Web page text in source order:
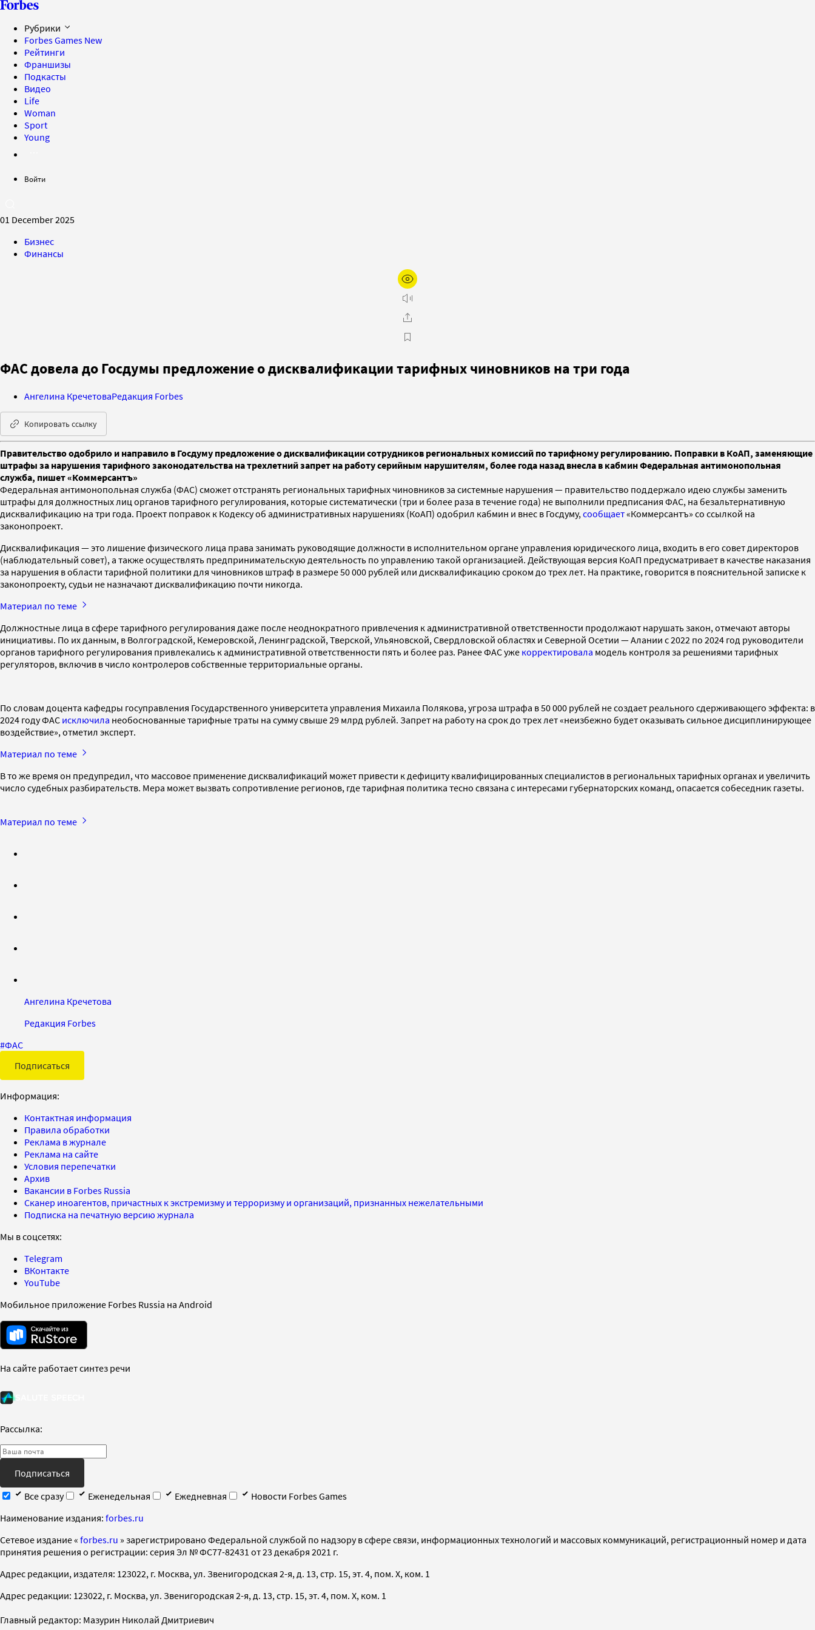
Рубрики
Forbes Games New
Рейтинги
Франшизы
Подкасты
Видео
Life
Woman
Sport
Young
Войти
01 December 2025
Бизнес
Финансы
ФАС довела до Госдумы предложение о дисквалификации тарифных чиновников на три года
Ангелина КречетоваРедакция Forbes
Копировать ссылку
Правительство одобрило и направило в Госдуму предложение о дисквалификации сотрудников региональных комиссий по тарифному регулированию. Поправки в КоАП, заменяющие
штрафы за нарушения тарифного законодательства на трехлетний запрет на работу серийным нарушителям, более года назад внесла в кабмин Федеральная антимонопольная
служба, пишет «Коммерсантъ»
Федеральная антимонопольная служба (ФАС) сможет отстранять региональных тарифных чиновников за системные нарушения — правительство поддержало идею службы заменить
штрафы для должностных лиц органов тарифного регулирования, которые систематически (три и более раза в течение года) не выполнили предписания ФАС, на безальтернативную
дисквалификацию на три года. Проект поправок к Кодексу об административных нарушениях (КоАП) одобрил кабмин и внес в Госдуму, сообщает«Коммерсантъ» со ссылкой на
законопроект.
Дисквалификация — это лишение физического лица права занимать руководящие должности в исполнительном органе управления юридического лица, входить в его совет директоров
(наблюдательный совет), а также осуществлять предпринимательскую деятельность по управлению такой организацией. Действующая версия КоАП предусматривает в качестве наказания
за нарушения в области тарифной политики для чиновников штраф в размере 50 000 рублей или дисквалификацию сроком до трех лет. На практике, говорится в пояснительной записке к
законопроекту, судьи не назначают дисквалификацию почти никогда.
Материал по теме
Должностные лица в сфере тарифного регулирования даже после неоднократного привлечения к административной ответственности продолжают нарушать закон, отмечают авторы
инициативы. По их данным, в Волгоградской, Кемеровской, Ленинградской, Тверской, Ульяновской, Свердловской областях и Северной Осетии — Алании с 2022 по 2024 год руководители
органов тарифного регулирования привлекались к административной ответственности пять и более раз. Ранее ФАС уже корректировала модель контроля за решениями тарифных
регуляторов, включив в число контролеров собственные территориальные органы.
По словам доцента кафедры госуправления Государственного университета управления Михаила Полякова, угроза штрафа в 50 000 рублей не создает реального сдерживающего эффекта: в
2024 году ФАС исключила необоснованные тарифные траты на сумму свыше 29 млрд рублей. Запрет на работу на срок до трех лет «неизбежно будет оказывать сильное дисциплинирующее
воздействие», отметил эксперт.
Материал по теме
В то же время он предупредил, что массовое применение дисквалификаций может привести к дефициту квалифицированных специалистов в региональных тарифных органах и увеличить
число судебных разбирательств. Мера может вызвать сопротивление регионов, где тарифная политика тесно связана с интересами губернаторских команд, опасается собеседник газеты.
Материал по теме
Ангелина Кречетова
Редакция Forbes
#ФАС
Подписаться
Информация:
Контактная информация
Правила обработки
Реклама в журнале
Реклама на сайте
Условия перепечатки
Архив
Вакансии в Forbes Russia
Сканер иноагентов, причастных к экстремизму и терроризму и организаций, признанных нежелательными
Подписка на печатную версию журнала
Мы в соцсетях:
Telegram
ВКонтакте
YouTube
Мобильное приложение Forbes Russia на Android
На сайте работает синтез речи
Рассылка:
Подписаться
Все сразу
Еженедельная Ежедневная
Новости Forbes Games
Наименование издания: forbes.ru
Cетевое издание « forbes.ru » зарегистрировано Федеральной службой по надзору в сфере связи, информационных технологий и массовых коммуникаций, регистрационный номер и дата
принятия решения о регистрации: серия Эл № ФС77-82431 от 23 декабря 2021 г.
Адрес редакции, издателя: 123022, г. Москва, ул. Звенигородская 2-я, д. 13, стр. 15, эт. 4, пом. X, ком. 1
Адрес редакции: 123022, г. Москва, ул. Звенигородская 2-я, д. 13, стр. 15, эт. 4, пом. X, ком. 1
Главный редактор: Мазурин Николай Дмитриевич